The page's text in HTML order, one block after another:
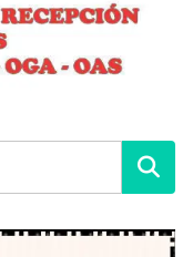
Buscar